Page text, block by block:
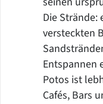
Die Strände:
versteckten
Entspannen
Potos ist
Cafés, Bars